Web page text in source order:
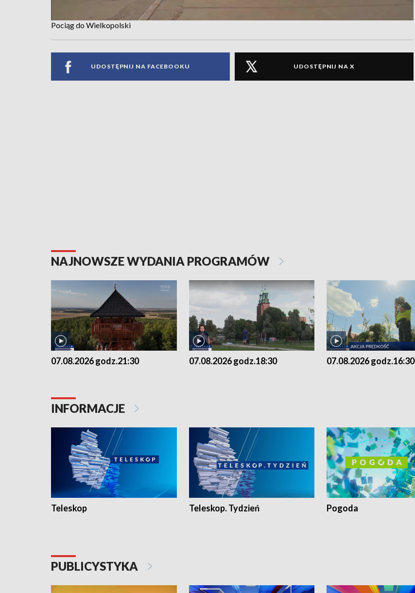
Pociąg do Wielkopolski
UDOSTĘPNIJ NA FACEBOOKU UDOSTĘPNIJ NA X
NAJNOWSZE WYDANIA PROGRAMÓW
07.08.2026 godz.21:30 07.08.2026 godz.18:30 07.08.2026 godz.16:30
INFORMACJE
Teleskop Teleskop. Tydzień Pogoda
PUBLICYSTYKA